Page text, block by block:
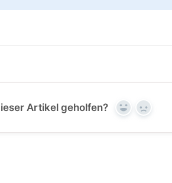
Artikel geholfen? Yes No